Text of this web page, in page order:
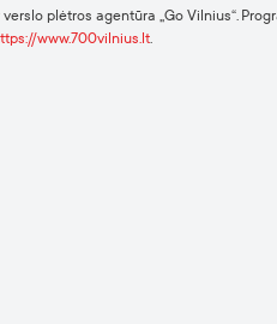
plėtros agentūra „Go Vilnius“.
www.700vilnius.lt.